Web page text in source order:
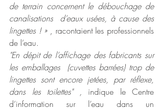
de terrain concernent le débouchage de
canalisations  d’eaux usées, à cause des
lingettes ! » , racontaient les professionnels
de l’eau.
"En dépit de l’affichage des fabricants sur
les emballages  (cuvettes barrées) trop de
lingettes sont encore jetées, par réflexe,
dans les toilettes" , indique le Centre
d’information sur l’eau dans un